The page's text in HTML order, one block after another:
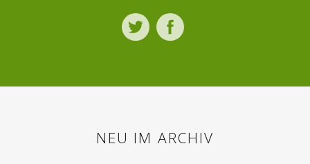
Twitter
NEU IM ARCHIV